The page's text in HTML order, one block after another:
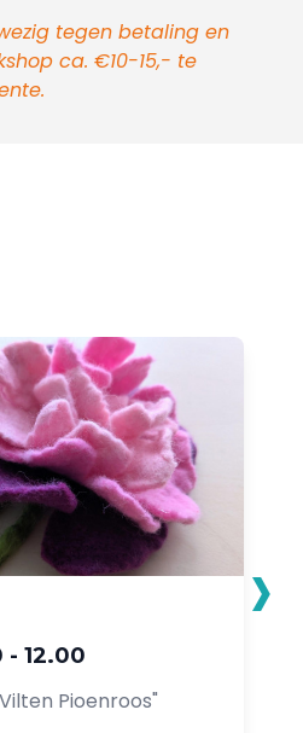
tegen betaling en
ca. €10-15,- te
12.00
Pioenroos"
›